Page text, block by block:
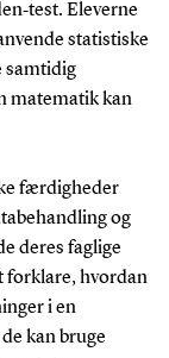
Eleverne
statistiske
samtidig
matematik kan
færdigheder
og
deres faglige
forklare, hvordan
i en
kan bruge